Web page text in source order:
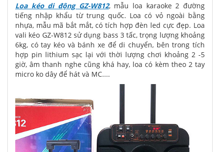
Loa kéo di động GZ-W812, mẫu loa karaoke 2 đường
tiếng nhập khẩu từ trung quốc. Loa có vỏ ngoài bằng
nhựa, mẫu mã bắt mắt, có tích hợp đèn led cực đẹp. Loa
vali kéo GZ-W812 sử dụng bass 3 tấc, trọng lượng khoảng
6kg, có tay kéo và bánh xe để di chuyển, bên trong tích
hợp pin lithium sạc lại với thời lượng chơi khoảng 2 -5
giờ, âm thanh nghe cũng khá hay, loa có kèm theo 2 tay
micro ko dây để hát và MC....